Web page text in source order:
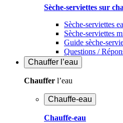
Sèche-serviettes sur
Sèche-serviettes
Sèche-serviettes
Guide sèche-
Questions /
Chauffer l’eau
Chauffer l’eau
Chauffe-eau
Chauffe-eau